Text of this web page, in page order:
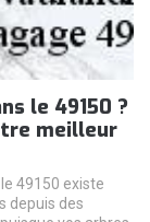
le 49150 ?
meilleur
49150 existe
depuis des